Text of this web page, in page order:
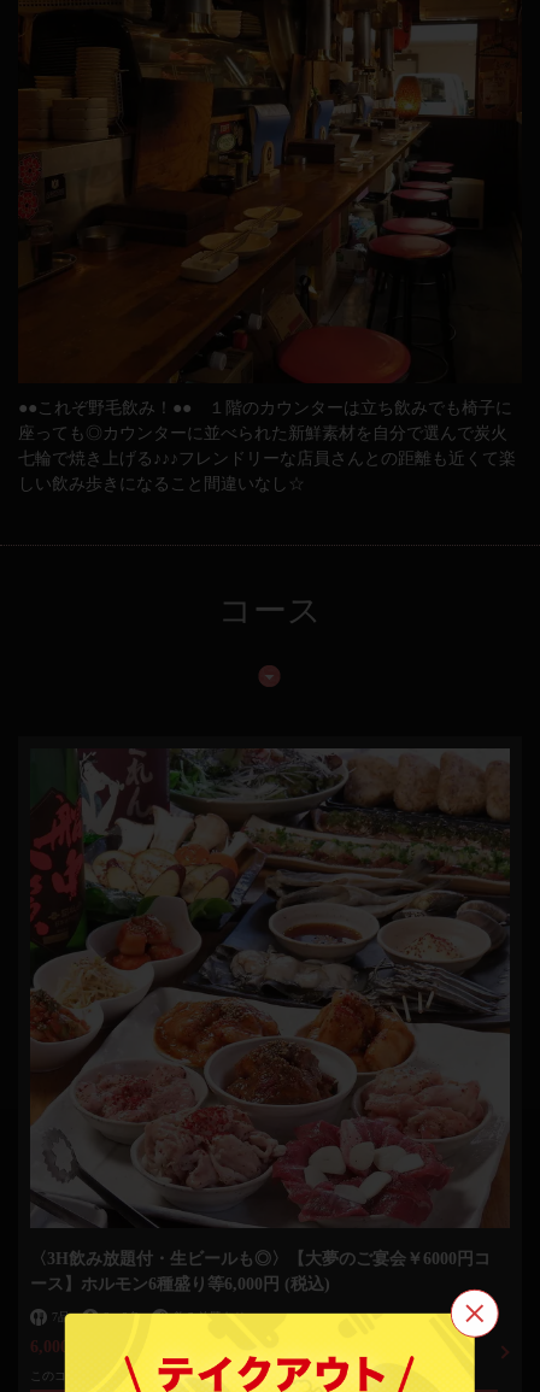
●●これぞ野毛飲み！●● １階のカウンターは立ち飲みでも椅子に
座っても◎カウンターに並べられた新鮮素材を自分で選んで炭火
七輪で焼き上げる♪♪♪フレンドリーな店員さんとの距離も近くて楽
しい飲み歩きになること間違いなし☆
コース
〈3H飲み放題付・生ビールも◎〉【大夢のご宴会￥6000円コ
ース】ホルモン6種盛り等6,000円 (税込)
7品 2～8名 飲み放題あり
6,000円
このコースで使えるクーポンこの店舗情報をシェアする